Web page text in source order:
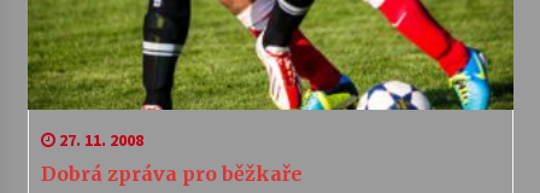
27. 11. 2008
Dobrá zpráva pro běžkaře